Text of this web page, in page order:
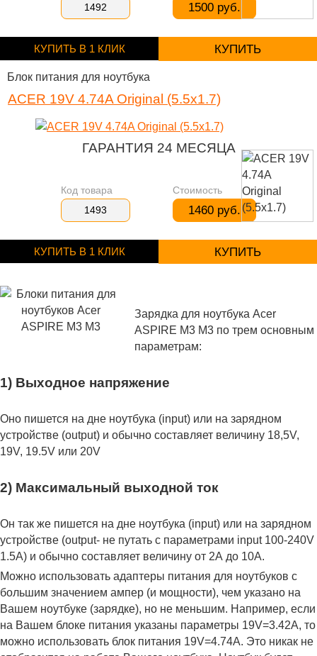
1492
1500 руб.
КУПИТЬ В 1 КЛИК КУПИТЬ
Блок питания для ноутбука
ACER 19V 4.74A Original (5.5x1.7)
ГАРАНТИЯ 24 МЕСЯЦА
Код товара
1493
Стоимость
1460 руб.
КУПИТЬ В 1 КЛИК КУПИТЬ
Зарядка для ноутбука Acer
ASPIRE M3 M3 по трем основным
параметрам:
1) Выходное напряжение
Оно пишется на дне ноутбука (input) или на зарядном
устройстве (output) и обычно составляет величину 18,5V,
19V, 19.5V или 20V
2) Максимальный выходной ток
Он так же пишется на дне ноутбука (input) или на зарядном
устройстве (output- не путать с параметрами input 100-240V
1.5A) и обычно составляет величину от 2А до 10A.
Можно использовать адаптеры питания для ноутбуков с
большим значением ампер (и мощности), чем указано на
Вашем ноутбуке (зарядке), но не меньшим. Например, если
на Вашем блоке питания указаны параметры 19V=3.42A, то
можно использовать блок питания 19V=4.74A. Это никак не